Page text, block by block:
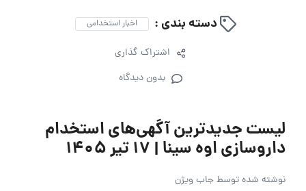
دسته بندی : اخبار استخدامی
اشتراک گذاری
بدون دیدگاه
لیست جدیدترین آگهی‌های استخدام
داروسازی اوه سینا | ۱۷ تیر ۱۴۰۵
نوشته شده توسطجاب ویژن